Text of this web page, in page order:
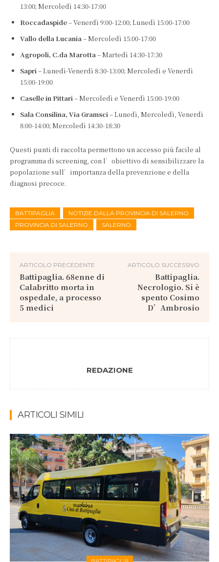
13:00; Mercoledì 14:30-17:00
Roccadaspide– Venerdì 9:00-12:00; Lunedì 15:00-17:00
Vallo della Lucania– Mercoledì 15:00-17:00
Agropoli, C.da Marotta– Martedì 14:30-17:30
Sapri– Lunedì-Venerdì 8:30-13:00; Mercoledì e Venerdì
15:00-19:00
Caselle in Pittari– Mercoledì e Venerdì 15:00-19:00
Sala Consilina, Via Gramsci– Lunedì, Mercoledì, Venerdì
8:00-14:00; Mercoledì 14:30-18:30
Questi punti di raccolta permettono un accesso più facile al
programma di screening, con l’obiettivo di sensibilizzare la
popolazione sull’importanza della prevenzione e della
diagnosi precoce.
BATTIPAGLIA
NOTIZIE DALLA PROVINCIA DI SALERNO
PROVINCIA DI SALERNO
SALERNO
ARTICOLO PRECEDENTE
Battipaglia. 68enne di
Calabritto morta in
ospedale, a processo
5 medici
ARTICOLO SUCCESSIVO
Battipaglia.
Necrologio. Si è
spento Cosimo
D’Ambrosio
REDAZIONE
ARTICOLI SIMILI